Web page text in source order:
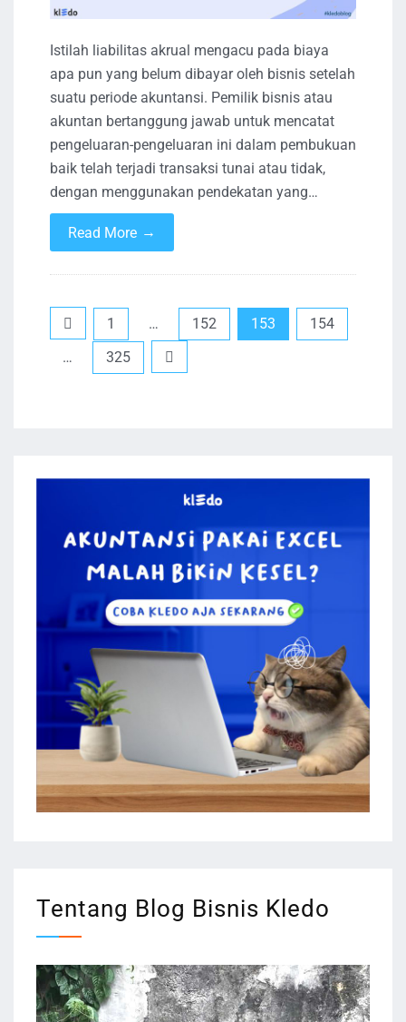
Istilah liabilitas akrual mengacu pada biaya
apa pun yang belum dibayar oleh bisnis setelah
suatu periode akuntansi. Pemilik bisnis atau
akuntan bertanggung jawab untuk mencatat
pengeluaran-pengeluaran ini dalam pembukuan
baik telah terjadi transaksi tunai atau tidak,
dengan menggunakan pendekatan yang…
Read More →
Paginasi
pos
1 … 152 153
154
…
325
Tentang Blog Bisnis Kledo